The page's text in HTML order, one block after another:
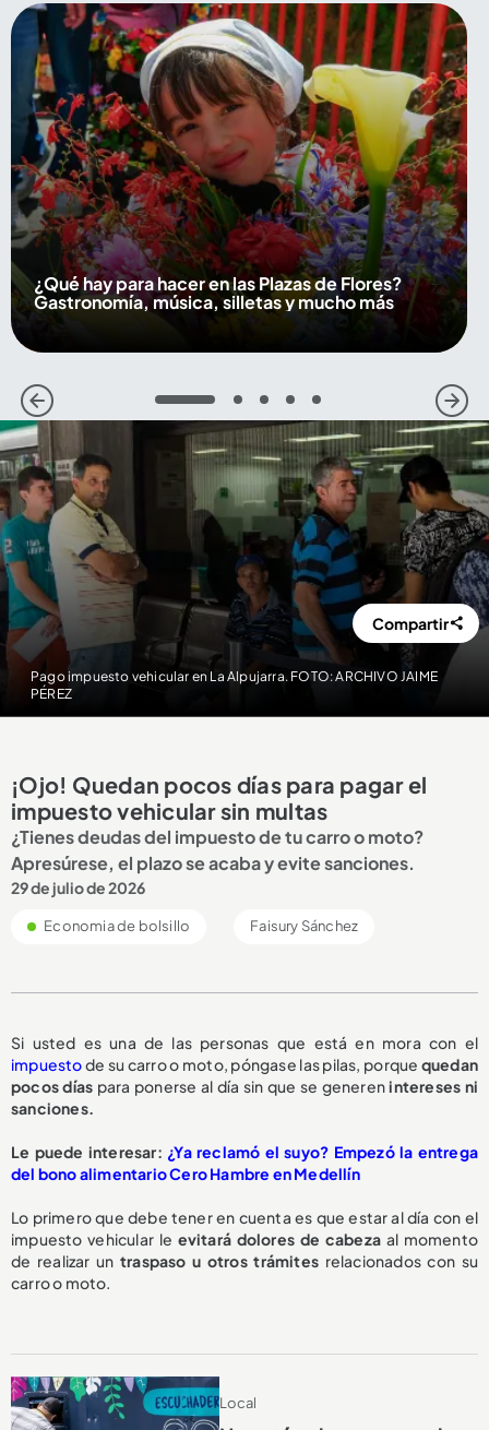
¿Qué hay para hacer en las Plazas de Flores?
Gastronomía, música, silletas y mucho más
1 2 3 4 5
Pago impuesto vehicular en La Alpujarra. FOTO: ARCHIVO JAIME
PÉREZ
Compartir
¡Ojo! Quedan pocos días para pagar el
impuesto vehicular sin multas
¿Tienes deudas del impuesto de tu carro o moto?
Apresúrese, el plazo se acaba y evite sanciones.
29 de julio de 2026
Economia de bolsillo Faisury Sánchez
Si usted es una de las personas que está en mora con el
impuestode su carro o moto, póngase las pilas, porque quedan
pocos días para ponerse al día sin que se generenintereses ni
sanciones.
Le puede interesar: ¿Ya reclamó el suyo? Empezó la entrega
del bono alimentario Cero Hambre en Medellín
Lo primero que debe tener en cuenta es que estar al día con el
impuesto vehicular le evitará dolores de cabezaal momento
de realizar un traspaso u otros trámites relacionados con su
carro o moto.
Local